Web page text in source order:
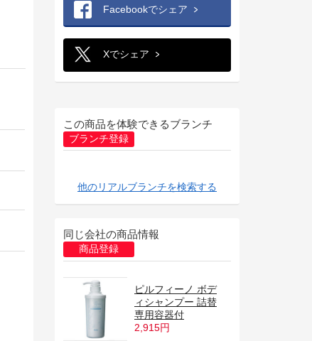
Facebookでシェア
Xでシェア
この商品を体験できるブランチ
ブランチ登録
他のリアルブランチを検索する
同じ会社の商品情報
商品登録
ピルフィーノ ボデ
ィシャンプー 詰替
専用容器付
2,915円